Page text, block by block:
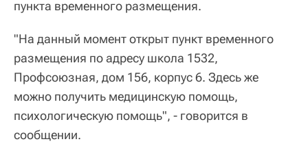
пункта временного размещения.
"На данный момент открыт пункт временного
размещения по адресу школа 1532,
Профсоюзная, дом 156, корпус 6. Здесь же
можно получить медицинскую помощь,
психологическую помощь", - говорится в
сообщении.